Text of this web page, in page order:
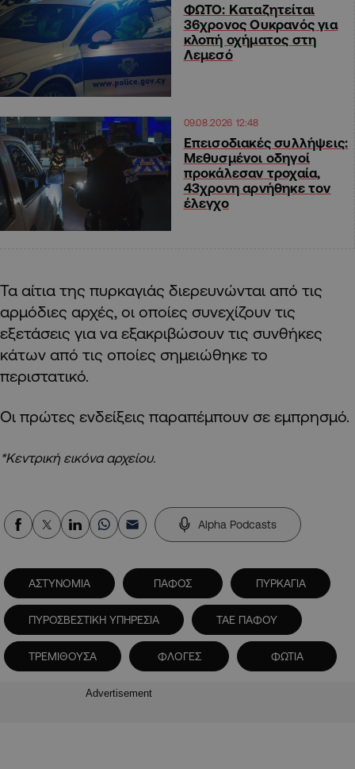
ΦΩΤΟ: Καταζητείται
36χρονος Ουκρανός για
κλοπή οχήματος στη
Λεμεσό
09.08.2026 12:48
Επεισοδιακές συλλήψεις:
Μεθυσμένοι οδηγοί
προκάλεσαν τροχαία,
43χρονη αρνήθηκε τον
έλεγχο
Τα αίτια της πυρκαγιάς διερευνώνται από τις
αρμόδιες αρχές, οι οποίες συνεχίζουν τις
εξετάσεις για να εξακριβώσουν τις συνθήκες
κάτων από τις οποίες σημειώθηκε το
περιστατικό.
Οι πρώτες ενδείξεις παραπέμπουν σε εμπρησμό.
*Κεντρική εικόνα αρχείου.
Alpha Podcasts
ΑΣΤΥΝΟΜΙΑ ΠΑΦΟΣ ΠΥΡΚΑΓΙΑ
ΠΥΡΟΣΒΕΣΤΙΚΗ ΥΠΗΡΕΣΙΑ ΤΑΕ ΠΑΦΟΥ
ΤΡΕΜΙΘΟΥΣΑ ΦΛΟΓΕΣ ΦΩΤΙΑ
Advertisement